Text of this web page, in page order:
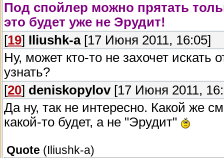
Под спойлер можно прятать
это будет уже не Эрудит!
[19] Iliushk-a[17 Июня 2011, 16:05]
Ну, может кто-то не захочет искать
узнать?
[20] deniskopylov[17 Июня 2011,
Да ну, так не интересно. Какой же
какой-то будет, а не "Эрудит"
Quote ( Iliushk-a)